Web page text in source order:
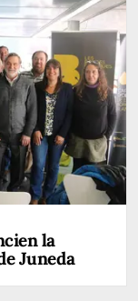
la
Juneda